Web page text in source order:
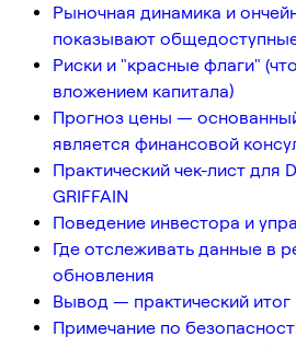
Рыночная динамика и
показывают
Риски и "красные флаги"
вложением капитала)
Прогноз цены —
является финансовой
Практический чек-лист для
GRIFFAIN
Поведение инвестора и
Где отслеживать данные в
обновления
Вывод — практический итог
Примечание по